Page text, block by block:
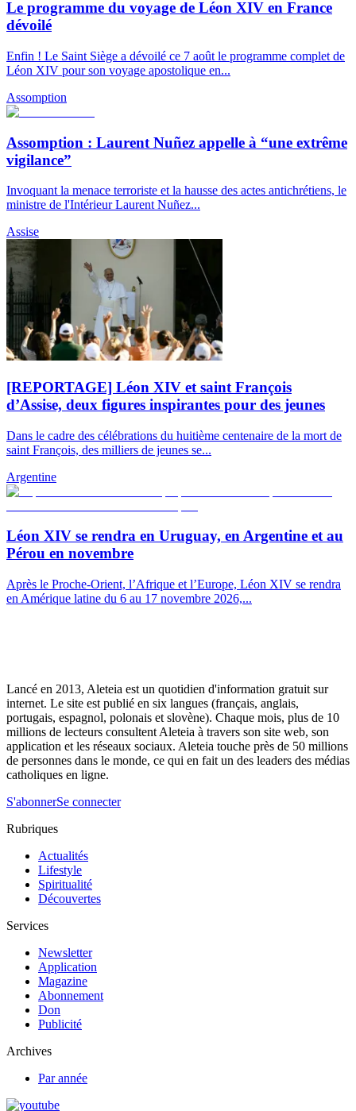
Le programme du voyage de Léon XIV en France
dévoilé
Enfin ! Le Saint Siège a dévoilé ce 7 août le programme complet de
Léon XIV pour son voyage apostolique en...
Assomption
Assomption : Laurent Nuñez appelle à “une extrême
vigilance”
Invoquant la menace terroriste et la hausse des actes antichrétiens, le
ministre de l'Intérieur Laurent Nuñez...
Assise
[REPORTAGE] Léon XIV et saint François
d’Assise, deux figures inspirantes pour des jeunes
Dans le cadre des célébrations du huitième centenaire de la mort de
saint François, des milliers de jeunes se...
Argentine
Léon XIV se rendra en Uruguay, en Argentine et au
Pérou en novembre
Après le Proche-Orient, l’Afrique et l’Europe, Léon XIV se rendra
en Amérique latine du 6 au 17 novembre 2026,...
Lancé en 2013, Aleteia est un quotidien d'information gratuit sur
internet. Le site est publié en six langues (français, anglais,
portugais, espagnol, polonais et slovène). Chaque mois, plus de 10
millions de lecteurs consultent Aleteia à travers son site web, son
application et les réseaux sociaux. Aleteia touche près de 50 millions
de personnes dans le monde, ce qui en fait un des leaders des médias
catholiques en ligne.
S'abonnerSe connecter
Rubriques
Actualités
Lifestyle
Spiritualité
Découvertes
Services
Newsletter
Application
Magazine
Abonnement
Don
Publicité
Archives
Par année